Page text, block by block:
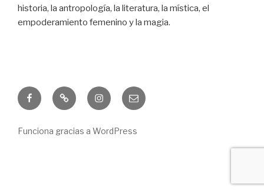
historia, la antropología, la literatura, la mística, el
empoderamiento femenino y la magia.
FacebookFreebie InstagramCorreo
electrónico
Funciona gracias a WordPress